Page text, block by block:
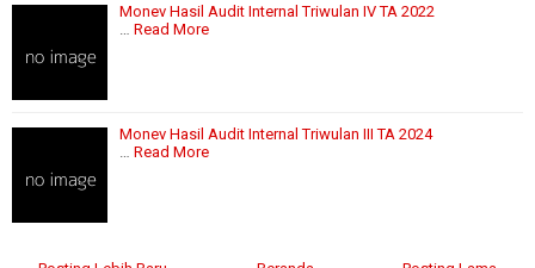
Monev Hasil Audit Internal Triwulan IV TA 2022
Read More
Monev Hasil Audit Internal Triwulan III TA 2024
Read More